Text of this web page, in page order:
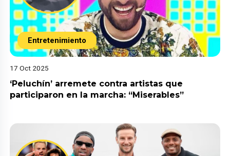
Entretenimiento
17 Oct 2025
‘Peluchín’ arremete contra artistas que
participaron en la marcha: “Miserables”